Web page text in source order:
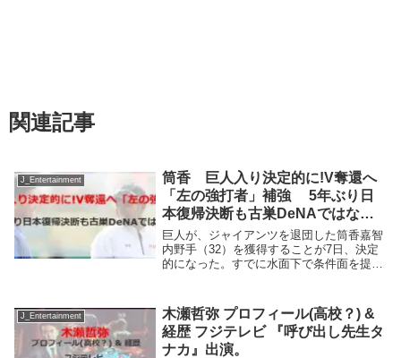
関連記事
J_Entertainment
筒香 巨人入り決定的に!V奪還へ
「左の強打者」補強 5年ぶり日
本復帰決断も古巣DeNAではな
く…
巨人が、ジャイアンツを退団した筒香嘉智
内野手（32）を獲得することが7日、決定
的になった。すでに水面下で条件面を提示
米11球団を渡り歩いた強打者はこの日まで
に国内復帰...
J_Entertainment
木瀬哲弥 プロフィール(高校？) &
経歴 フジテレビ 『呼び出し先生タ
ナカ』出演。